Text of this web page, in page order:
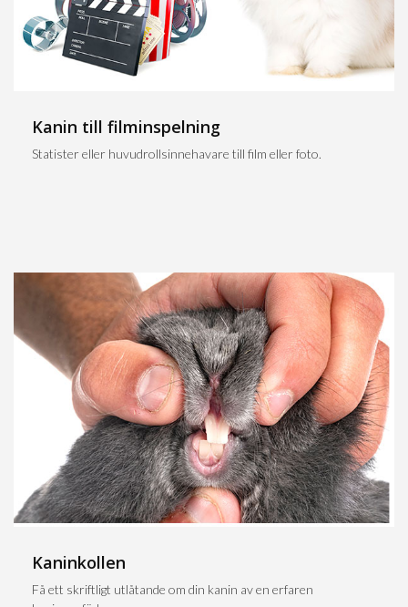
Kanin till filminspelning
Statister eller huvudrollsinnehavare till film eller foto.
Kaninkollen
Få ett skriftligt utlåtande om din kanin av en erfaren